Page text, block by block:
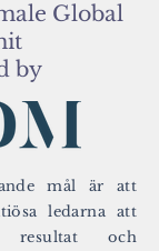
Global
by
mål är att
ledarna att
resultat och